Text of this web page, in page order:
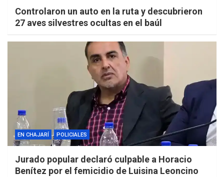
Controlaron un auto en la ruta y descubrieron
27 aves silvestres ocultas en el baúl
EN CHAJARÍ POLICIALES
Jurado popular declaró culpable a Horacio
Benítez por el femicidio de Luisina Leoncino